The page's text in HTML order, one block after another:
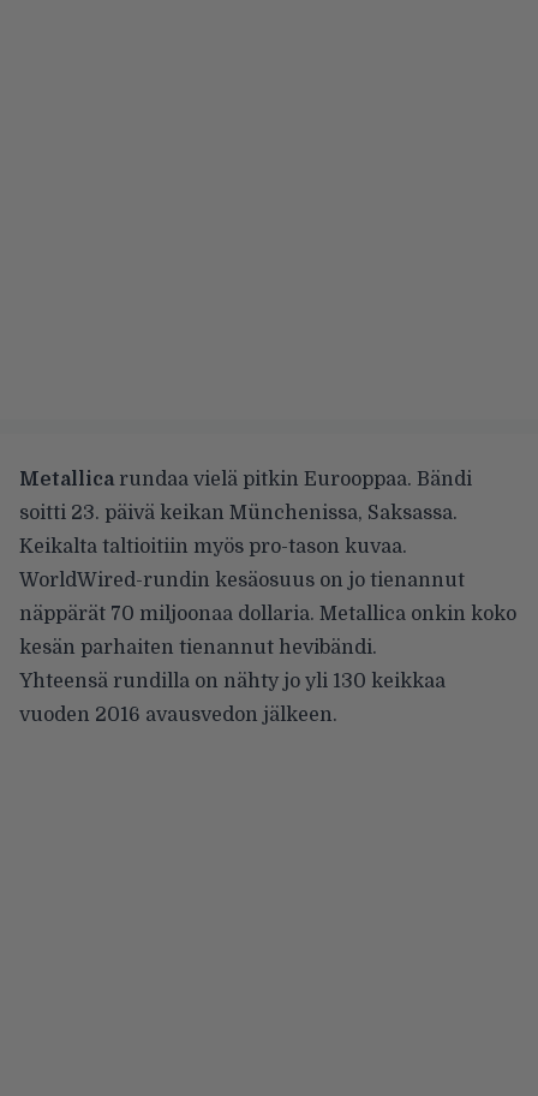
Metallicarundaa vielä pitkin Eurooppaa. Bändi
soitti 23. päivä keikan Münchenissa, Saksassa.
Keikalta taltioitiin myös pro-tason kuvaa.
WorldWired-rundin kesäosuus on jo tienannut
näppärät 70 miljoonaa dollaria. Metallica onkin koko
kesän parhaiten tienannut hevibändi.
Yhteensä rundilla on nähty jo yli 130 keikkaa
vuoden 2016 avausvedon jälkeen.